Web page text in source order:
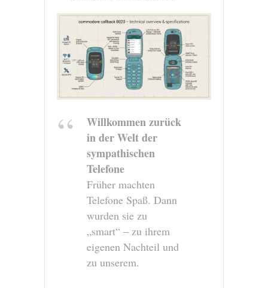
Willkommen zurück
in der Welt der
sympathischen
Telefone
Früher machten
Telefone Spaß. Dann
wurden sie zu
„smart“ – zu ihrem
eigenen Nachteil und
zu unserem.